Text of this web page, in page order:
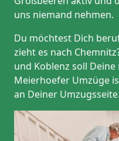
uns niemand nehmen.
Du möchtest Dich
zieht es nach
und Koblenz soll
Meierhoefer Umzüge
an Deiner Umzugsseite.